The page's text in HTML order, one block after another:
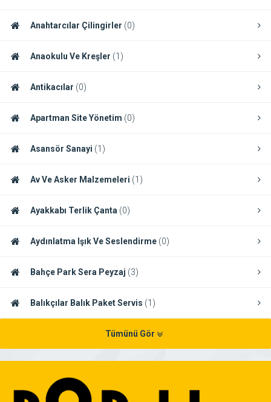
Anahtarcılar Çilingirler (0)
Anaokulu Ve Kreşler (1)
Antikacılar (0)
Apartman Site Yönetim (0)
Asansör Sanayi (1)
Av Ve Asker Malzemeleri (1)
Ayakkabı Terlik Çanta (0)
Aydınlatma Işık Ve Seslendirme (0)
Bahçe Park Sera Peyzaj (3)
Balıkçılar Balık Paket Servis (1)
Tümünü Gör